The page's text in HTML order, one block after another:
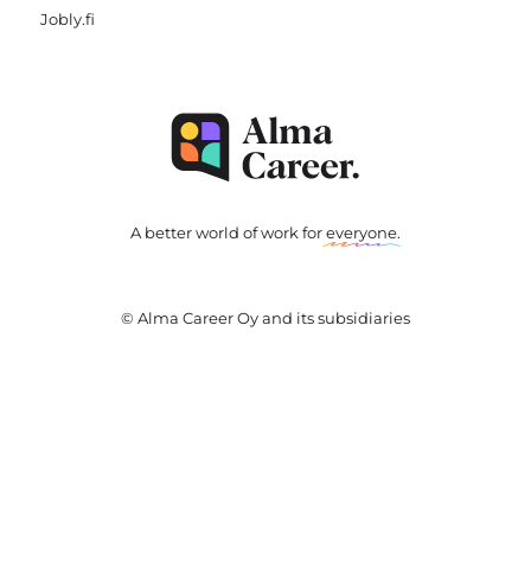
Jobly.fi
A better world of work foreveryone.
© Alma Career Oy and its subsidiaries